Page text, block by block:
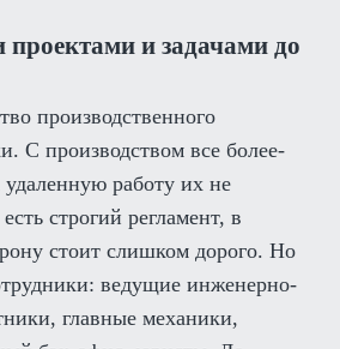
и задачами до
производственного
С производством все более-
работу их не
строгий регламент, в
стоит слишком дорого. Но
ведущие инженерно-
главные механики,